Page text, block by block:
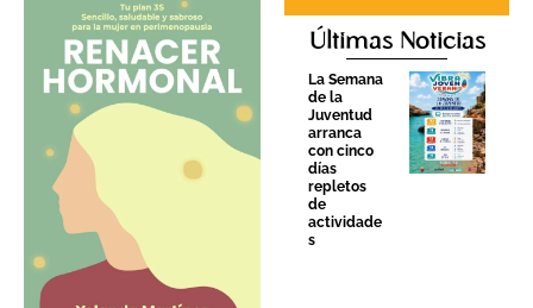
Últimas Noticias
La Semana
de la
Juventud
arranca
con cinco
días
repletos
de
actividade
s